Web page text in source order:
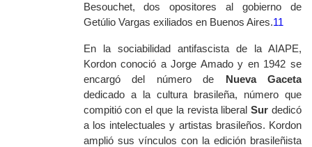
Besouchet, dos opositores al gobierno de
Getúlio Vargas exiliados en Buenos Aires.11
En la sociabilidad antifascista de la AIAPE,
Kordon conoció a Jorge Amado y en 1942 se
encargó del número de Nueva Gaceta
dedicado a la cultura brasileña, número que
compitió con el que la revista liberalSur dedicó
a los intelectuales y artistas brasileños. Kordon
amplió sus vínculos con la edición brasileñista